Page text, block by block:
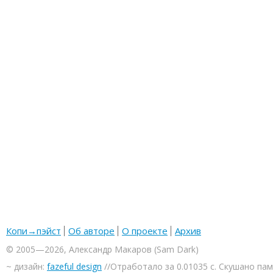
Копи→пэйст Об авторе О проекте Архив
© 2005—2026, Александр Макаров (Sam Dark)
~ дизайн: fazeful design //Отработало за 0.01035 с. Скушано